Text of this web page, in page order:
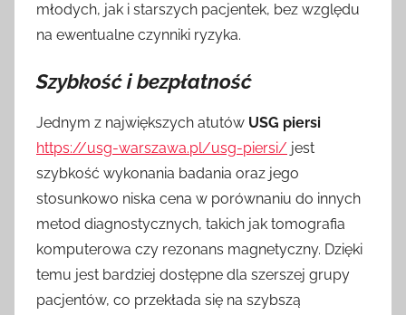
młodych, jak i starszych pacjentek, bez względu
na ewentualne czynniki ryzyka.
Szybkość i bezpłatność
Jednym z największych atutów USG piersi
https://usg-warszawa.pl/usg-piersi/ jest
szybkość wykonania badania oraz jego
stosunkowo niska cena w porównaniu do innych
metod diagnostycznych, takich jak tomografia
komputerowa czy rezonans magnetyczny. Dzięki
temu jest bardziej dostępne dla szerszej grupy
pacjentów, co przekłada się na szybszą